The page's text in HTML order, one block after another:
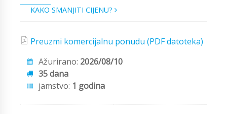
KAKO SMANJITI CIJENU?
Preuzmi komercijalnu ponudu (PDF datoteka)
Ažurirano: 2026/08/10
35 dana
jamstvo: 1 godina